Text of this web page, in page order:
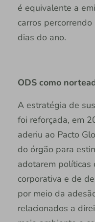
é equivalente a
carros
dias do ano.
ODS como
A estratégia de
foi reforçada, em
aderiu ao Pacto
do órgão para
adotarem
corporativa e de
por meio da
relacionados a